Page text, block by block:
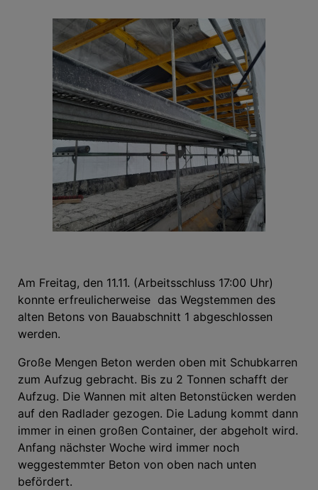
Am Freitag, den 11.11. (Arbeitsschluss 17:00 Uhr)
konnte erfreulicherweise das Wegstemmen des
alten Betons von Bauabschnitt 1 abgeschlossen
werden.
Große Mengen Beton werden oben mit Schubkarren
zum Aufzug gebracht. Bis zu 2 Tonnen schafft der
Aufzug. Die Wannen mit alten Betonstücken werden
auf den Radlader gezogen. Die Ladung kommt dann
immer in einen großen Container, der abgeholt wird.
Anfang nächster Woche wird immer noch
weggestemmter Beton von oben nach unten
befördert.